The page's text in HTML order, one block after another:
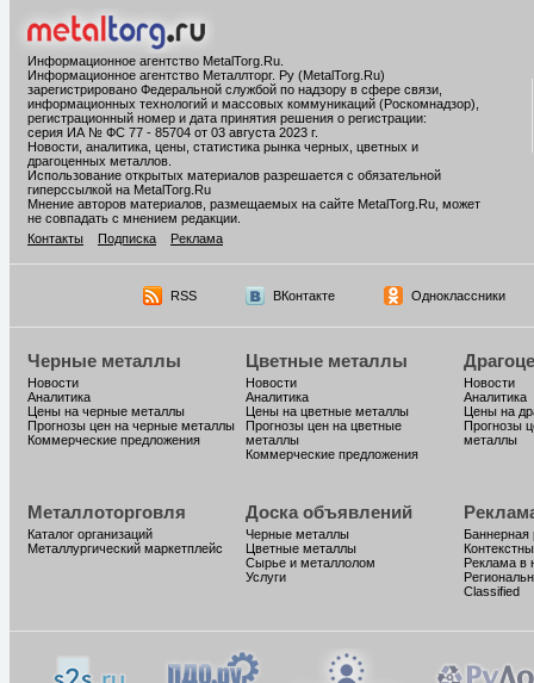
Информационное агентство MetalTorg.Ru
Информационное агентство Металлторг. Ру (MetalTorg.Ru)
зарегистрировано Федеральной службой по надзору в сфере связи,
информационных технологий и массовых коммуникаций (Роскомнадзор),
регистрационный номер и дата принятия решения о регистрации:
серия ИА № ФС 77 - 85704 от 03 августа 2023 г.
Новости, аналитика, цены, статистика рынка черных, цветных и
драгоценных металлов.
Использование открытых материалов разрешается с обязательной
гиперссылкой на MetalTorg.Ru
Мнение авторов материалов, размещаемых на сайте MetalTorg.Ru, может
не совпадать с мнением редакции.
Контакты
Подписка Реклама
RSS ВКонтакте Одноклассники
Черные металлы
Новости
Аналитика
Цены на черные металлы
Прогнозы цен на черные металлы
Коммерческие предложения
Цветные металлы
Новости
Аналитика
Цены на цветные металлы
Прогнозы цен на цветные
металлы
Коммерческие предложения
Новости
Аналитика
Цены на
Прогнозы
металлы
Металлоторговля
Каталог организаций
Металлургический маркетплейс
Доска объявлений
Черные металлы
Цветные металлы
Сырье и металлолом
Услуги
Баннерная
Реклама в
Classified